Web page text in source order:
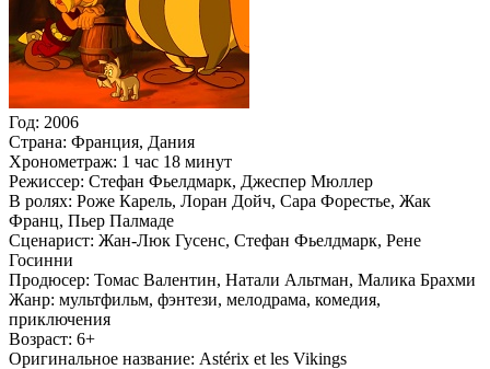
Год: 2006
Страна: Франция, Дания
Хронометраж: 1 час 18 минут
Режиссер: Стефан Фьелдмарк, Джеспер Мюллер
В ролях: Роже Карель, Лоран Дойч, Сара Форестье, Жак
Франц, Пьер Палмаде
Сценарист: Жан-Люк Гусенс, Стефан Фьелдмарк, Рене
Госинни
Продюсер: Томас Валентин, Натали Альтман, Малика Брахми
Жанр: мультфильм, фэнтези, мелодрама, комедия,
приключения
Возраст: 6+
Оригинальное название: Astérix et les Vikings